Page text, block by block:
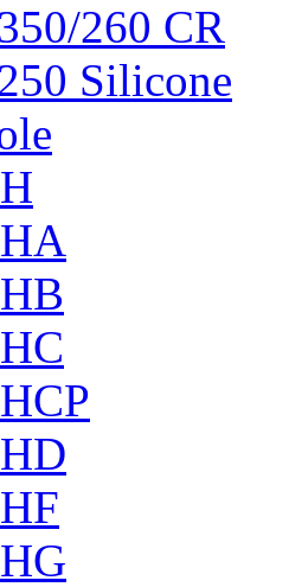
260 CR
Silicone